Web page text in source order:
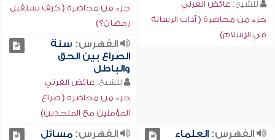
للشيخ: عائض القرني
جزء من محاضرة ( آداب الرسالة
في الإسلام)
جزء من محاضرة ( كيف نستقبل
رمضان؟)
الفهرس: سنة
الصراع بين الحق
والباطل
للشيخ: عائض القرني
جزء من محاضرة ( صراع
المؤمنين مع الملحدين)
الفهرس:العلماء
الفهرس:مسائل